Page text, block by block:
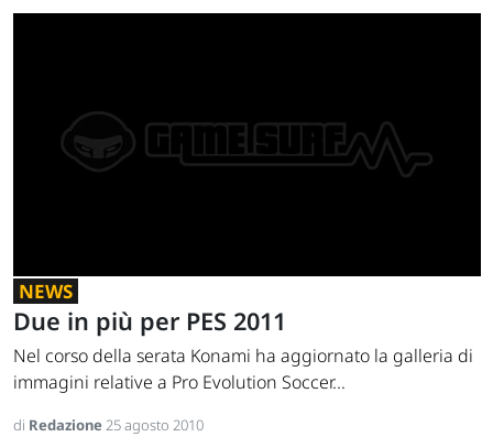
NEWS
Due in più per PES 2011
Nel corso della serata Konami ha aggiornato la galleria di
immagini relative a Pro Evolution Soccer...
di Redazione25 agosto 2010